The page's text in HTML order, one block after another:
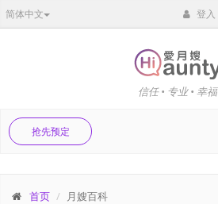
简体中文 登入
信任 • 专业 • 幸福
抢先预定
首页 月嫂百科